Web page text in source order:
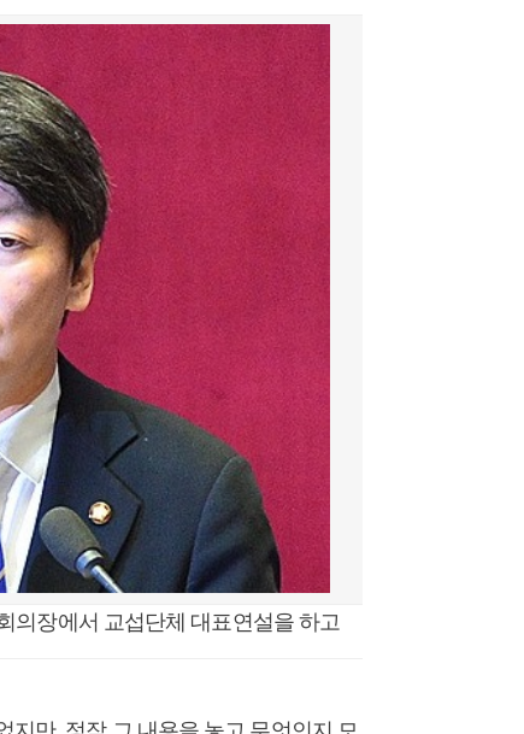
의장에서 교섭단체 대표연설을 하고